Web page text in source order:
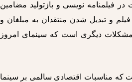
در فیلمنامه نویسی و بازتولید مضامین
و تبدیل شدن منتقدان به مبلغان و
دیگری است که سینمای امروز
که مناسبات اقتصادی سالمی بر سینما